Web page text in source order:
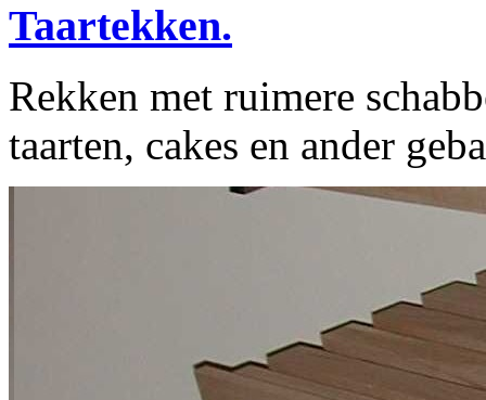
Taartekken.
Rekken met ruimere
taarten, cakes en ander